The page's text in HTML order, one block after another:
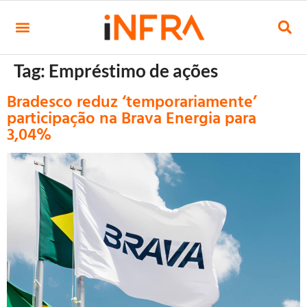
Tag: Empréstimo de ações
Bradesco reduz ‘temporariamente’
participação na Brava Energia para
3,04%